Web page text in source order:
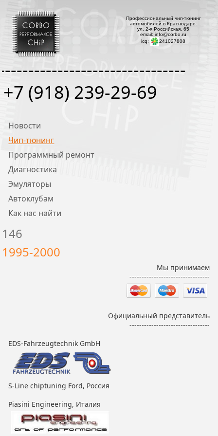
+7 (918) 239-29-69
Профессиональный чип-тюнинг
автомобилей в Краснодаре.
ул. 2-я Российская, 65
email: info@corbo.ru
icq:
241027808
Новости
Чип-тюнинг
Программный ремонт
Диагностика
Эмуляторы
Автоклубам
Как нас найти
146
1995-2000
Мы принимаем
---------------------------------
Официальный представитель
---------------------------------
EDS-Fahrzeugtechnik GmbH
S-Line chiptuning Ford, Россия
Piasini Engineering, Италия